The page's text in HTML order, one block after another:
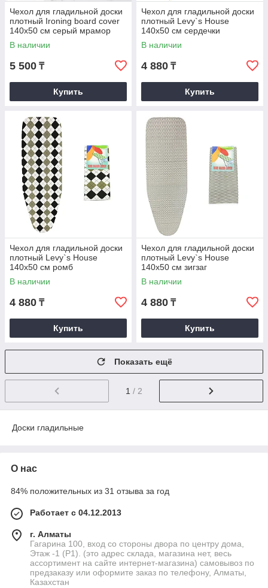
Чехол для гладильной доски
плотный Ironing board cover
140х50 см серый мрамор
В наличии
5 500 ₸
Купить
Чехол для гладильной доски
плотный Levy`s House
140х50 см сердечки
В наличии
4 880 ₸
Купить
Чехол для гладильной доски
плотный Levy`s House
140х50 см ромб
В наличии
4 880 ₸
Купить
Чехол для гладильной доски
плотный Levy`s House
140х50 см зигзаг
В наличии
4 880 ₸
Купить
Показать ещё
1 / 2
Доски гладильные
О нас
84% положительных из 31 отзыва за год
Работает с 04.12.2013
г. Алматы
Гагарина 100, вход со стороны двора по центру дома,
Этаж -1 (P1). (это адрес склада, магазина нет, весь
ассортимент на сайте интернет-магазина) самовывоз по
предзаказу или оформите заказ по телефону, Алматы,
Казахстан